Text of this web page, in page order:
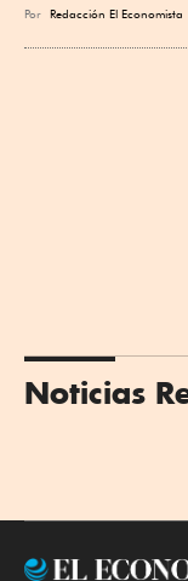
Por Redacción El Economista
Noticias